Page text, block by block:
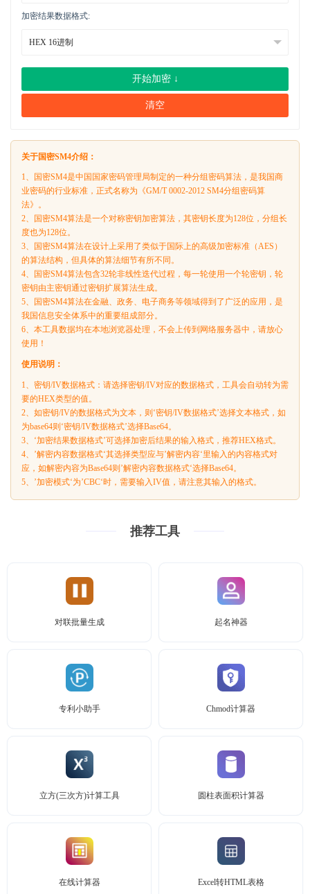
加密结果数据格式:
开始加密 ↓
清空
关于国密SM4介绍：
1、国密SM4是中国国家密码管理局制定的一种分组密码算法，是我国商
业密码的行业标准，正式名称为《GM/T 0002-2012 SM4分组密码算
法》。
2、国密SM4算法是一个对称密钥加密算法，其密钥长度为128位，分组长
度也为128位。
3、国密SM4算法在设计上采用了类似于国际上的高级加密标准（AES）
的算法结构，但具体的算法细节有所不同。
4、国密SM4算法包含32轮非线性迭代过程，每一轮使用一个轮密钥，轮
密钥由主密钥通过密钥扩展算法生成。
5、国密SM4算法在金融、政务、电子商务等领域得到了广泛的应用，是
我国信息安全体系中的重要组成部分。
6、本工具数据均在本地浏览器处理，不会上传到网络服务器中，请放心
使用！
使用说明：
1、密钥/IV数据格式：请选择密钥/IV对应的数据格式，工具会自动转为需
要的HEX类型的值。
2、如密钥/IV的数据格式为文本，则‘密钥/IV数据格式’选择文本格式，如
为base64则‘密钥/IV数据格式’选择Base64。
3、‘加密结果数据格式’可选择加密后结果的输入格式，推荐HEX格式。
4、’解密内容数据格式‘其选择类型应与’解密内容‘里输入的内容格式对
应，如解密内容为Base64则’解密内容数据格式‘选择Base64。
5、’加密模式‘为’CBC‘时，需要输入IV值，请注意其输入的格式。
推荐工具
对联批量生成 起名神器
专利小助手 Chmod计算器
立方(三次方)计算工具 圆柱表面积计算器
在线计算器 Excel转HTML表格